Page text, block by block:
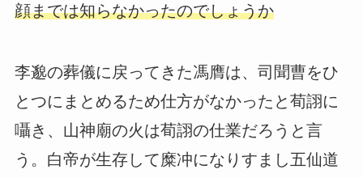
顔までは知らなかったのでしょうか
李邈の葬儀に戻ってきた馮膺は、司聞曹をひ
とつにまとめるため仕方がなかったと荀詡に
囁き、山神廟の火は荀詡の仕業だろうと言
う。白帝が生存して糜冲になりすまし五仙道